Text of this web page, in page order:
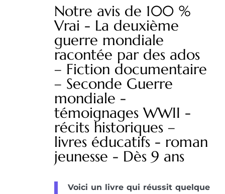
Notre avis de 100 %
Vrai - La deuxième
guerre mondiale
racontée par des ados
– Fiction documentaire
– Seconde Guerre
mondiale -
témoignages WWII -
récits historiques –
livres éducatifs - roman
jeunesse - Dès 9 ans
Voici un livre qui réussit quelque